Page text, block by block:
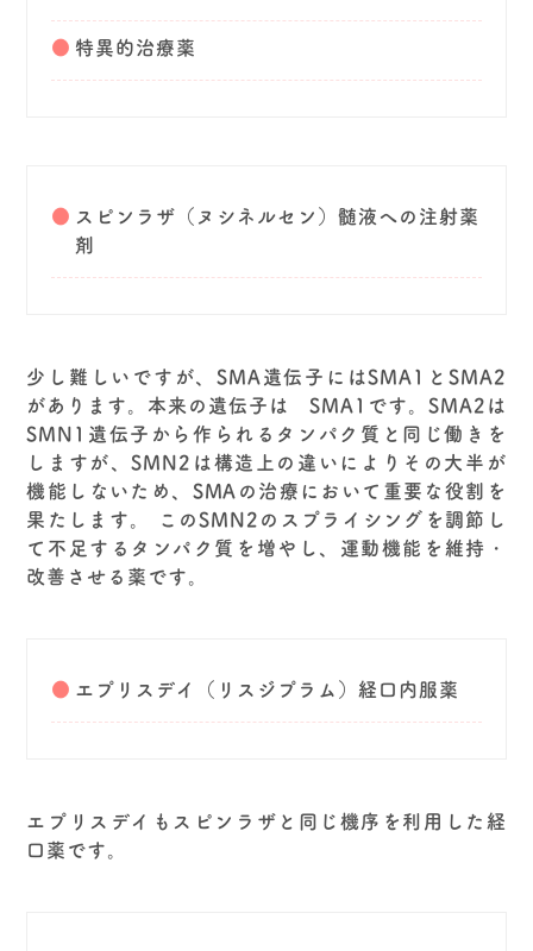
特異的治療薬
スピンラザ（ヌシネルセン）髄液への注射薬
剤
少し難しいですが、SMA遺伝子にはSMA1とSMA2
があります。本来の遺伝子は SMA1です。SMA2は
SMN1遺伝子から作られるタンパク質と同じ働きを
しますが、SMN2は構造上の違いによりその大半が
機能しないため、SMAの治療において重要な役割を
果たします。
このSMN2のスプライシングを調節し
て不足するタンパク質を増やし、運動機能を維持・
改善させる薬です。
エプリスデイ（リスジプラム）経口内服薬
エプリスデイもスピンラザと同じ機序を利用した経
口薬です。